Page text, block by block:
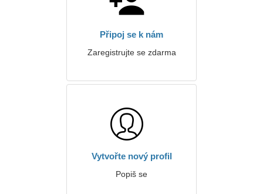
Připoj se k nám
Zaregistrujte se zdarma
Vytvořte nový profil
Popiš se